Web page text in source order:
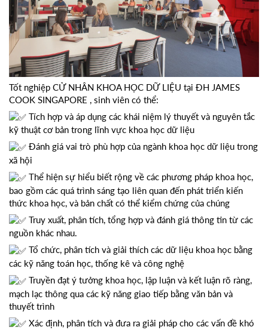
Tốt nghiệp CỬ NHÂN KHOA HỌC DỮ LIỆU tại ĐH JAMES
COOK SINGAPORE , sinh viên có thể:
Tích hợp và áp dụng các khái niệm lý thuyết và nguyên tắc
kỹ thuật cơ bản trong lĩnh vực khoa học dữ liệu
Đánh giá vai trò phù hợp của ngành khoa học dữ liệu trong
xã hội
Thể hiện sự hiểu biết rộng về các phương pháp khoa học,
bao gồm các quá trình sáng tạo liên quan đến phát triển kiến
thức khoa học, và bản chất có thể kiểm chứng của chúng
Truy xuất, phân tích, tổng hợp và đánh giá thông tin từ các
nguồn khác nhau.
Tổ chức, phân tích và giải thích các dữ liệu khoa học bằng
các kỹ năng toán học, thống kê và công nghệ
Truyền đạt ý tưởng khoa học, lập luận và kết luận rõ ràng,
mạch lạc thông qua các kỹ năng giao tiếp bằng văn bản và
thuyết trình
Xác định, phân tích và đưa ra giải pháp cho các vấn đề khó